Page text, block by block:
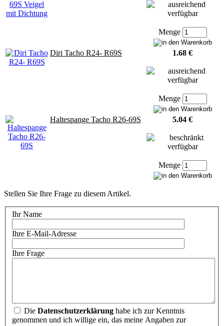
Menge
Diri Tacho R24- R69S 1.68 €
Menge
Haltespange Tacho R26-69S 5.04 €
Menge
Stellen Sie Ihre Frage zu diesem Artikel.
Ihr Name
Ihre E-Mail-Adresse
Ihre Frage
Die Datenschutzerklärung habe ich zur Kenntnis
genommen und ich willige ein, das meine Angaben zur